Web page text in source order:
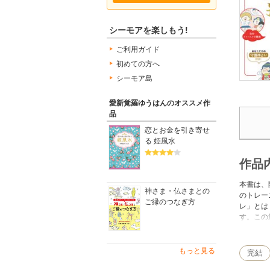
シーモアを楽しもう!
ご利用ガイド
初めての方へ
シーモア島
愛新覚羅ゆうはんのオススメ作
品
恋とお金を引き寄せ
る 姫風水
神さま・仏さまとの
ご縁のつなぎ方
もっと見る
作品
本書は
のトレー
レ」と
す。この
体質にな
れるこ
完結